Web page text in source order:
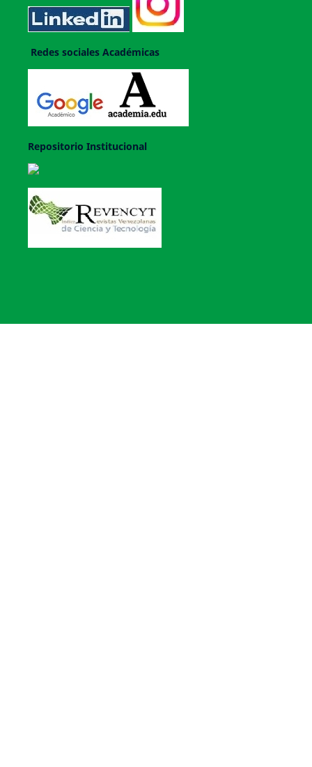
Redes sociales Académicas
Repositorio Institucional